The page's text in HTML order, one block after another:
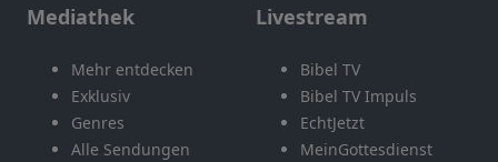
Mediathek
Mehr entdecken
Exklusiv
Genres
Alle Sendungen
Livestream
Bibel TV
Bibel TV Impuls
EchtJetzt
MeinGottesdienst